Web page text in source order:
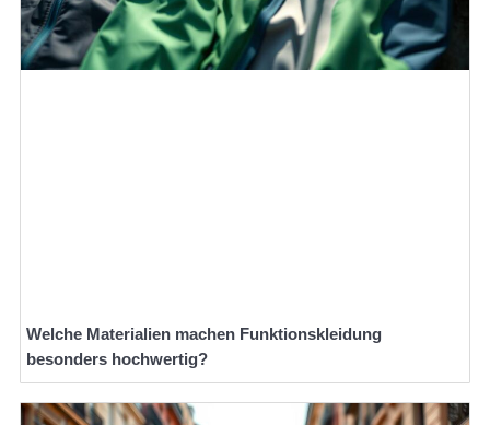
Welche Materialien machen Funktionskleidung
besonders hochwertig?